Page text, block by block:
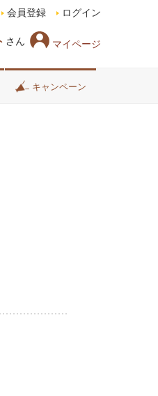
さん マイページ
会員登録 ログイン
キャンペーン